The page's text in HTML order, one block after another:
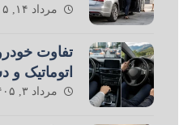
مرداد ۱۴, ۱۴۰۵
تفاوت
اتوماتیک و
مرداد ۳, ۱۴۰۵